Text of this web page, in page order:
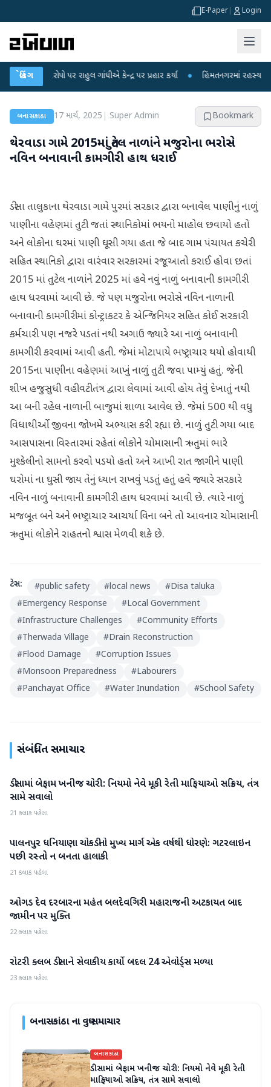
E-Paper Login
બ્રેકિંગ
આરોપો પર રાહુલ ગાંધીએ કેન્દ્ર પર પ્રહાર કર્યા ● હિંમતનગરમાં રહસ્યમય વાયરસ કે
બનાસકાંઠા 17 માર્ચ, 2025 Super Admin Bookmark
થેરવાડા ગામે 2015માં તુટેલ નાળાંને મજુરોના ભરોસે
નવિન બનાવાની કામગીરી હાથ ધરાઈ
ડીસા તાલુકાના થેરવાડા ગામે પુરમાં સરકાર દ્વારા બનાવેલ પાણીનું નાળું
પાણીના વહેણમાં તુટી જતાં સ્થાનિકોમાં ભયનો માહોલ છવાયો હતો
અને લોકોના ઘરમાં પાણી ઘૂસી ગયા હતા જે બાદ ગામ પંચાયત કચેરી
સહિત સ્થાનિકો દ્વારા વારંવાર સરકારમાં રજૂઆતો કરાઈ હોવા છતાં
2015 માં તુટેલ નાળાંને 2025 માં હવે નવું નાળું બનાવાની કામગીરી
હાથ ધરવામાં આવી છે. જે પણ મજુરોના ભરોસે નવિન નાળાની
બનાવાની કામગીરીમાં કોન્ટ્રાકટર કે એન્જિનિયર સહિત કોઈ સરકારી
કર્મચારી પણ નજરે પડતાં નથી અગાઉ જ્યારે આ નાળું બનાવાની
કામગીરી કરવામાં આવી હતી. જેમાં મોટાપાયે ભષ્ટ્રાચાર થયો હોવાથી
2015ના પાણીના વહેણમાં આખું નાળું તુટી જવા પામ્યું હતું. જેની
શીખ હજુસુધી વહીવટીતંત્ર દ્વારા લેવામાં આવી હોય તેવું દેખાતું નથી
આ બની રહેલ નાળાની બાજુમાં શાળા આવેલ છે. જેમાં 500 થી વધુ
વિધાથીર્ઓ જીવના જોખમે અભ્યાસ કરી રહ્યા છે. નાળું તુટી ગયા બાદ
આસપાસના વિસ્તારમાં રહેતાં લોકોને ચોમાસાની ઋતુમાં ભારે
મુશ્કેલીનો સામનો કરવો પડયો હતો અને આખી રાત જાગીને પાણી
ઘરોમાં ના ઘુસી જાય તેનું ધ્યાન રાખવું પડતું હતું હવે જ્યારે સરકારે
નવિન નાળું બનાવાની કામગીરી હાથ ધરવામાં આવી છે. ત્યારે નાળું
મજબૂત બને અને ભષ્ટ્રાચાર આચર્યા વિના બને તો આવનાર ચોમાસાની
ઋતુમાં લોકોને રાહતનો શ્વાસ મેળવી શકે છે.
ટેગ્સ: #public safety #local news #Disa taluka
#Emergency Response #Local Government
#Infrastructure Challenges #Community Efforts
#Therwada Village #Drain Reconstruction
#Flood Damage #Corruption Issues
#Monsoon Preparedness #Labourers
#Panchayat Office #Water Inundation #School Safety
સંબંધિત સમાચાર
બનાસકાંઠા
ડીસામાં બેફામ ખનીજ ચોરી: નિયમો નેવે મૂકી રેતી માફિયાઓ સક્રિય, તંત્ર
સામે સવાલો
21 કલાક પહેલા
બનાસકાંઠા
પાલનપુર ધનિયાણા ચોકડીનો મુખ્ય માર્ગ એક વર્ષથી ધોરણે: ગટરલાઇન
પછી રસ્તો ન બનતા હાલાકી
21 કલાક પહેલા
બનાસકાંઠા
ઓગડ દેવ દરબારના મહંત બલદેવગિરી મહારાજની અટકાયત બાદ
જામીન પર મુક્તિ
22 કલાક પહેલા
બનાસકાંઠા
રોટરી ક્લબ ડીસાને સેવાકીય કાર્યો બદલ 24 એવોર્ડ્સ મળ્યા
23 કલાક પહેલા
બનાસકાંઠાના વધુ સમાચાર
બનાસકાંઠા
ડીસામાં બેફામ ખનીજ ચોરી: નિયમો નેવે મૂકી રેતી
માફિયાઓ સક્રિય, તંત્ર સામે સવાલો